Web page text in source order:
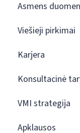
Asmens
Viešieji pirkimai
Karjera
Konsultacinė
VMI strategija
Apklausos